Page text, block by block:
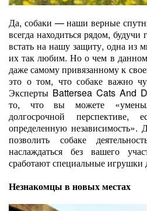
Да, собаки — наши верные
всегда находиться рядом,
встать на нашу защиту, одна из
их так любим. Но о чем в данном
даже самому привязанному к
это о том, что собаке важно
Эксперты Battersea Cats And
то, что вы можете
долгосрочной перспективе,
определенную независимость».
позволить собаке
наслаждаться без вашего
сработают специальные
Незнакомцы в новых местах